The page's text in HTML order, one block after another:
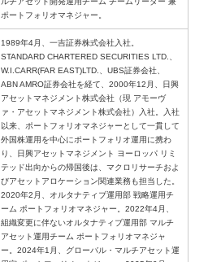
ポートフォリオマネジャー。
1989年4月、一吉証券株式会社入社。
STANDARD CHARTERED SECURITIES LTD.、
W.I.CARR(FAR EAST)LTD.、UBS証券会社、
ABN AMRO証券会社を経て、2000年12月、日興
アセットマネジメント株式会社（現 アモーヴ
ァ・アセットマネジメント株式会社）入社。入社
以来、ポートフォリオマネジャーとして一貫して
外国株運用を中心にポートフォリオ運用に携わ
り、日興アセットマネジメント ヨーロッパ リミ
テッド出向からの帰国後は、マクロリサーチおよ
びアセットアロケーション関連業務も担当した。
2020年2月、オルタナティブ運用部 戦略運用チ
ーム ポートフォリオマネジャー。2022年4月、
組織変更に伴ないオルタナティブ運用部 マルチ
アセット運用チーム ポートフォリオマネジャ
ー。2024年1月、グローバル・マルチアセット運